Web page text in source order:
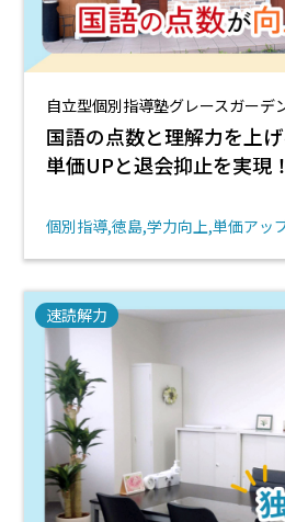
自立型個別指導塾グレースガーデ
国語の点数と理解力を上
単価UPと退会抑止を実現！
個別指導 徳島 学力向上 単価アッ
速読解力